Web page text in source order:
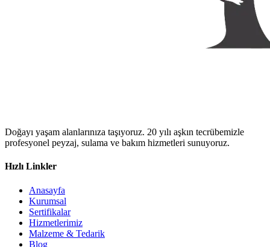
Doğayı yaşam alanlarınıza taşıyoruz. 20 yılı aşkın tecrübemizle
profesyonel peyzaj, sulama ve bakım hizmetleri sunuyoruz.
Hızlı Linkler
Anasayfa
Kurumsal
Sertifikalar
Hizmetlerimiz
Malzeme & Tedarik
Blog